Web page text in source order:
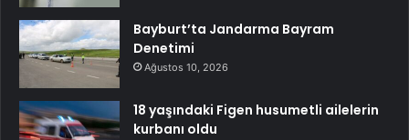
Bayburt’ta Jandarma Bayram
Denetimi
Ağustos 10, 2026
18 yaşındaki Figen husumetli ailelerin
kurbanı oldu